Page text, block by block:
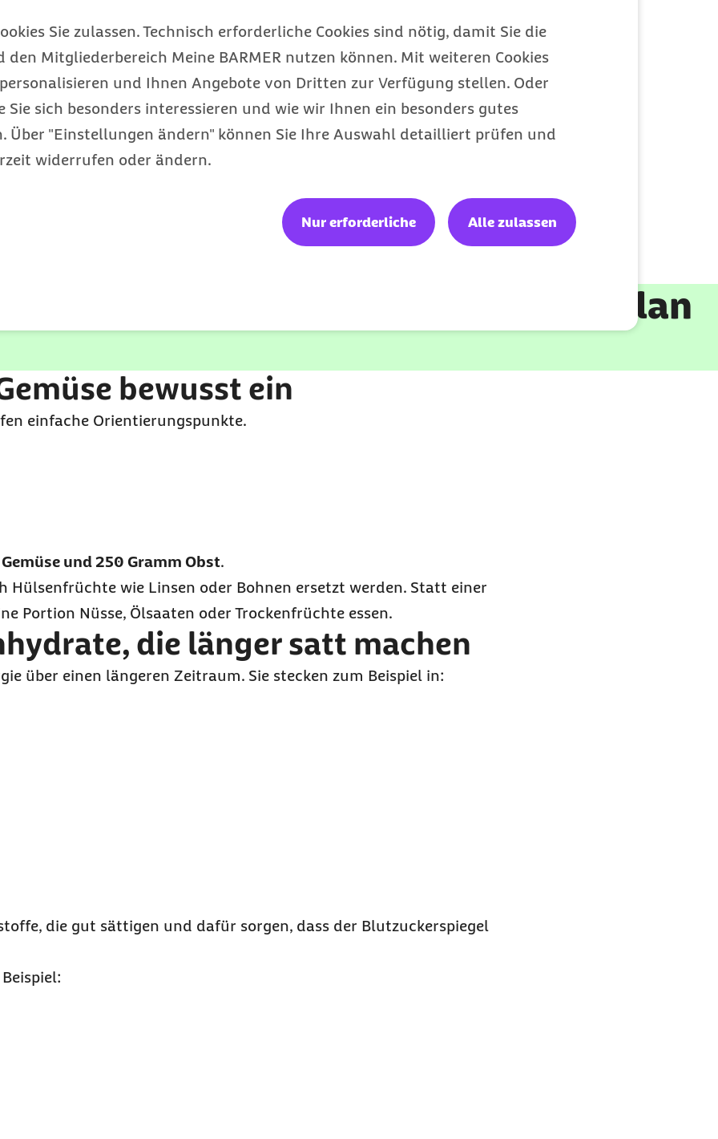
Sie zulassen. Technisch erforderliche Cookies sind nötig, damit Sie die
Mitgliederbereich Meine BARMER nutzen können. Mit weiteren Cookies
und Ihnen Angebote von Dritten zur Verfügung stellen. Oder
sich besonders interessieren und wie wir Ihnen ein besonders gutes
Über "Einstellungen ändern" können Sie Ihre Auswahl detailliert prüfen und
widerrufen oder ändern.
Nur erforderliche Alle zulassen
in der Küche
sind zum Beispiel:
oder Glas
gar sind
schnelle Gerichte zubereiten.
Gymondo: Kostenfrei Ernährungsplan
erreiche deine Ziele mit deinem individuellen Ernährungsplan.
bewusst ein
einfache Orientierungspunkte.
und 250 Gramm Obst.
Hülsenfrüchte wie Linsen oder Bohnen ersetzt werden. Statt einer
Portion Nüsse, Ölsaaten oder Trockenfrüchte essen.
die länger satt machen
über einen längeren Zeitraum. Sie stecken zum Beispiel in:
die gut sättigen und dafür sorgen, dass der Blutzuckerspiegel